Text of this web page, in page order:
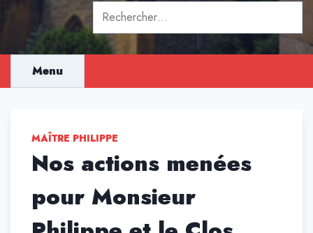
Rechercher :
Menu
MAÎTRE PHILIPPE
Nos actions menées
pour Monsieur